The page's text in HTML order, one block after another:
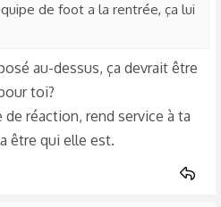
de foot a la rentrée, ça lui
au-dessus, ça devrait être
toi?
de réaction, rend service à ta
être qui elle est.